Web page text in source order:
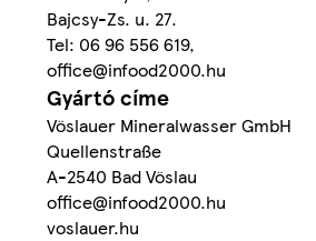
Bajcsy-Zs. u. 27.
Tel: 06 96 556 619,
office@infood2000.hu
Gyártó címe
Vöslauer Mineralwasser GmbH
Quellenstraße
A-2540 Bad Vöslau
office@infood2000.hu
voslauer.hu